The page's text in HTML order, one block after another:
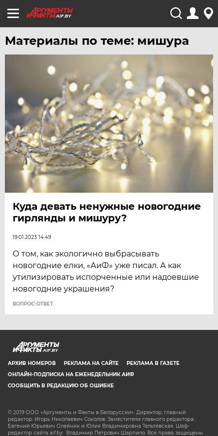
AIF.BY
Материалы по теме: мишура
Куда девать ненужные новогодние
гирлянды и мишуру?
19.01.2023 14:49
О том, как экологично выбрасывать
новогодние елки, «АиФ» уже писал. А как
утилизировать испорченные или надоевшие
новогодние украшения?
ВОПРОС-ОТВЕТ
AIF.BY
АРХИВ НОМЕРОВ РЕКЛАМА НА САЙТЕ
РЕКЛАМА В ГАЗЕТЕ
ОНЛАЙН-ПОДПИСКА НА ЕЖЕНЕДЕЛЬНИК АИФ
СООБЩИТЬ В РЕДАКЦИЮ ОБ ОШИБКЕ
© 2019 ООО «Аргументы и Факты в Белоруссии». Директор, главный
редактор: Игорь Николаевич Соколов. Заместители главного редактора:
Евгений Юрьевич Олейник и Юлия Владимировна Тельтевская. Шеф-
редактор сайта aif.by: Владимир Петрович Шарпило. Все права защищены.